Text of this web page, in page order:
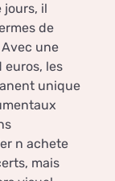
jours, il
de
une
les
unique
n achete
mais